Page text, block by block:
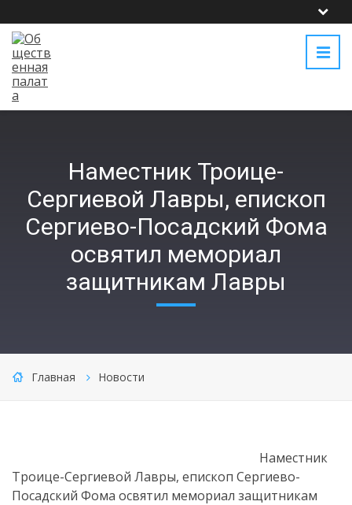
Наместник Троице-
Сергиевой Лавры, епископ
Сергиево-Посадский Фома
освятил мемориал
защитникам Лавры
Главная Новости
Наместник
Троице-Сергиевой Лавры, епископ Сергиево-
Посадский Фома освятил мемориал защитникам